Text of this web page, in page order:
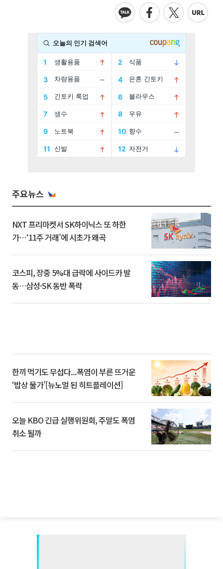
주요뉴스
NXT 프리마켓서 SK하이닉스 또 하한
가⋯‘11주 거래’에 시초가 왜곡
코스피, 장중 5%대 급락에 사이드카 발
동…삼성·SK 동반 폭락
한끼 먹기도 무섭다...폭염이 부른 뜨거운
‘밥상 물가’[뉴노멀 된 히트플레이션]
오늘 KBO 긴급 실행위원회, 주말도 폭염
취소 될까